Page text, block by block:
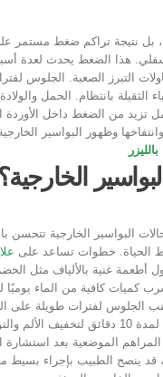
بل نتيجة تراكم ضغط مستمر
هذا الضغط يحدث لعدة
التبرز الصعبة. الجلوس
بانتظام. الحمل
تزيد من الضغط داخل الأوردة
وظهور البواسير
الخارجية؟
البواسير الخارجية تتحسن
الحياة. خطوات تساعد على
أطعمة غنية بالألياف مثل
كميات كافية من الماء يوميًا
الجلوس لفترات طويلة على
الجلوس في ماء دافئ لمدة 10 دقائق لتخفيف الألم
الموضعية بعد استشارة
قد ينصح الطبيب بإجراء بسيط